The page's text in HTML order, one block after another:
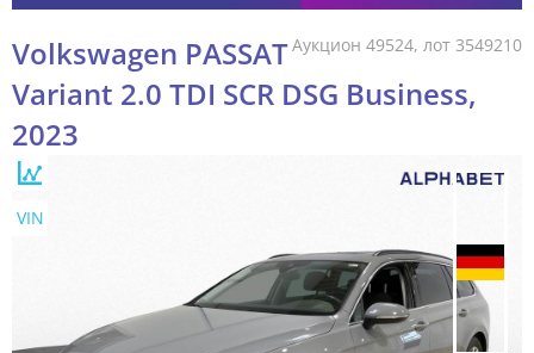
Аукцион 49524, лот 3549210
Volkswagen PASSAT
Variant 2.0 TDI SCR DSG Business,
2023
VIN